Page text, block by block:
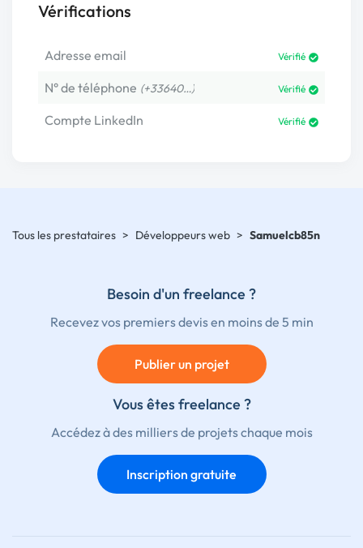
Vérifications
Adresse email Vérifié
N° de téléphone (+33640…) Vérifié
Compte LinkedIn Vérifié
Tous les prestataires > Développeurs web > Samuelcb85n
Besoin d'un freelance ?
Recevez vos premiers devis en moins de 5 min
Publier un projet
Vous êtes freelance ?
Accédez à des milliers de projets chaque mois
Inscription gratuite